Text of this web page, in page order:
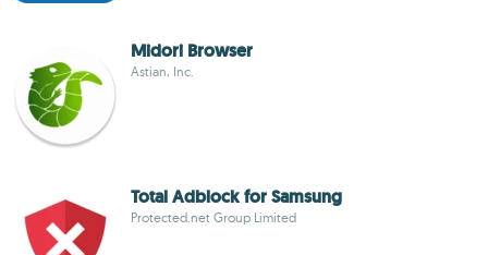
Midori Browser
Astian, Inc.
Total Adblock for Samsung
Protected.net Group Limited